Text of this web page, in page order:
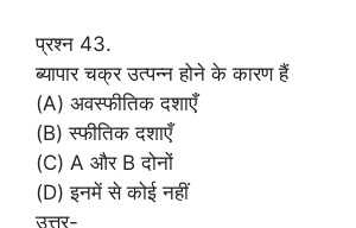
प्रश्न 43.
ब्यापार चक्र उत्पन्न होने के कारण हैं
(A) अवस्फीतिक दशाएँ
(B) स्फीतिक दशाएँ
(C) A और B दोनों
(D) इनमें से कोई नहीं
उत्तर-